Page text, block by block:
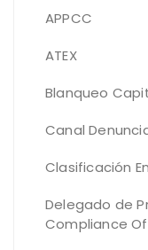
APPCC
ATEX
Blanqueo
Canal
Clasificación
Delegado de
Compliance